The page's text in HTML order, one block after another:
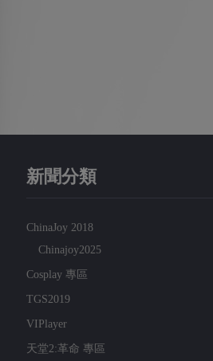
新聞分類
ChinaJoy 2018
Chinajoy2025
Cosplay 專區
TGS2019
VIPlayer
天堂2:革命 專區